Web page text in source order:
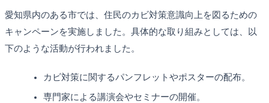
愛知県内のある市では、住民のカビ対策意識向上を図るための
キャンペーンを実施しました。具体的な取り組みとしては、以
下のような活動が行われました。
カビ対策に関するパンフレットやポスターの配布。
専門家による講演会やセミナーの開催。